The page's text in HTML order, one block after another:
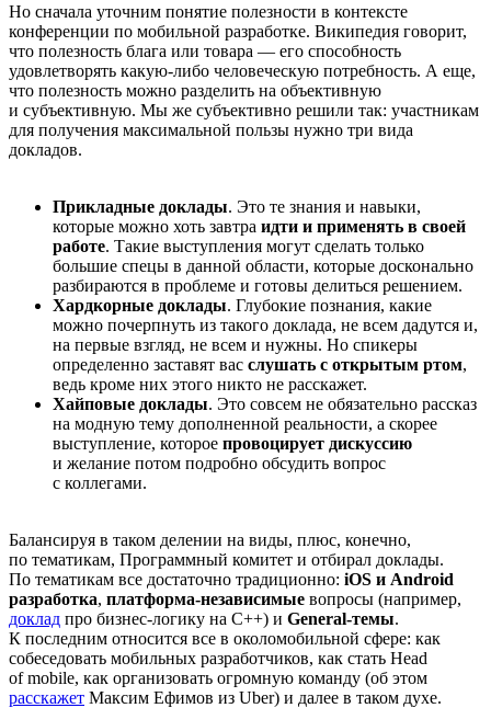
Но сначала уточним понятие полезности в контексте
конференции по мобильной разработке. Википедия говорит,
что полезность блага или товара — его способность
удовлетворять какую-либо человеческую потребность. А еще,
что полезность можно разделить на объективную
и субъективную. Мы же субъективно решили так: участникам
для получения максимальной пользы нужно три вида
докладов.
Прикладные доклады. Это те знания и навыки,
которые можно хоть завтра идти и применять в своей
работе. Такие выступления могут сделать только
большие спецы в данной области, которые досконально
разбираются в проблеме и готовы делиться решением.
Хардкорные доклады. Глубокие познания, какие
можно почерпнуть из такого доклада, не всем дадутся и,
на первые взгляд, не всем и нужны. Но спикеры
определенно заставят вас слушать с открытым ртом,
ведь кроме них этого никто не расскажет.
Хайповые доклады. Это совсем не обязательно рассказ
на модную тему дополненной реальности, а скорее
выступление, которое провоцирует дискуссию
и желание потом подробно обсудить вопрос
с коллегами.
Балансируя в таком делении на виды, плюс, конечно,
по тематикам, Программный комитет и отбирал доклады.
По тематикам все достаточно традиционно: iOS и Android
разработка, платформа-независимые вопросы (например,
доклад про бизнес-логику на C++) и General-темы.
К последним относится все в околомобильной сфере: как
собеседовать мобильных разработчиков, как стать Head
of mobile, как организовать огромную команду (об этом
расскажет Максим Ефимов из Uber) и далее в таком духе.